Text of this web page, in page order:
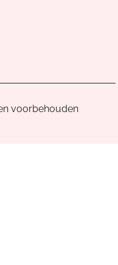
van
voorbehouden